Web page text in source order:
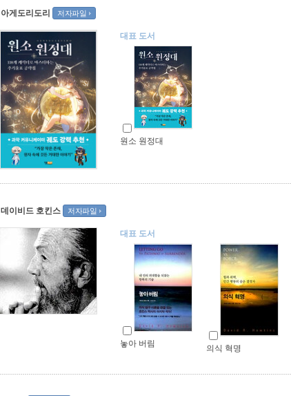
아게도리도리 저자파일
대표 도서
원소 원정대
데이비드 호킨스 저자파일
대표 도서
놓아 버림 의식 혁명